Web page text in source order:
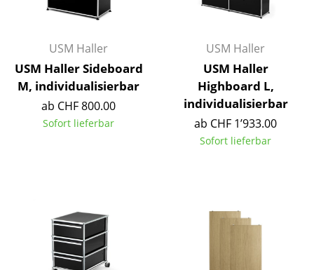
... alle Aufbewahrungsmöbel
Hängeleuchten & Deckenleuchten
Tischleuchten
Schreibtischleuchten
Wandleuchten
Outdoor-Leuchten
USM Haller
USM Haller Sideboard
M, individualisierbar
ab CHF 800.00
Sofort lieferbar
USM Haller
USM Haller
Highboard L,
individualisierbar
ab CHF 1’933.00
Sofort lieferbar